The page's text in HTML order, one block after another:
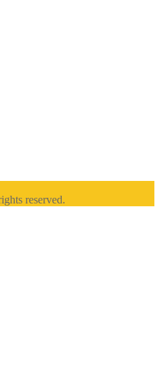
reserved.